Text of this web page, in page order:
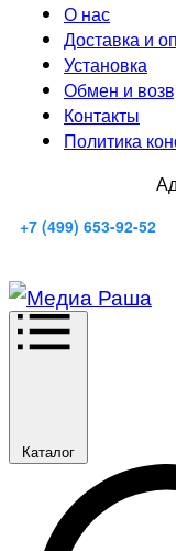
О нас
Доставка и
Установка
Обмен и
Контакты
Политика
+7 (499) 653-92-52
Каталог